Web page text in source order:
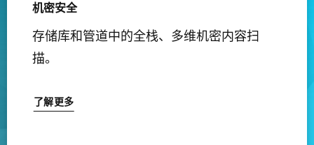
机密安全
存储库和管道中的全栈、多维机密内容扫
描。
了解更多